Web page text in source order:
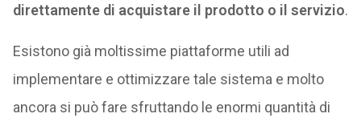
direttamente di acquistare il prodotto o il servizio.
Esistono già moltissime piattaforme utili ad
implementare e ottimizzare tale sistema e molto
ancora si può fare sfruttando le enormi quantità di